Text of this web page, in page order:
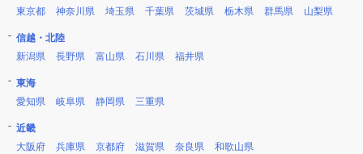
東京都
神奈川県 埼玉県 千葉県 茨城県 栃木県 群馬県 山梨県
信越・北陸
新潟県
長野県 富山県 石川県 福井県
東海
愛知県
岐阜県 静岡県 三重県
近畿
大阪府
兵庫県 京都府 滋賀県 奈良県 和歌山県